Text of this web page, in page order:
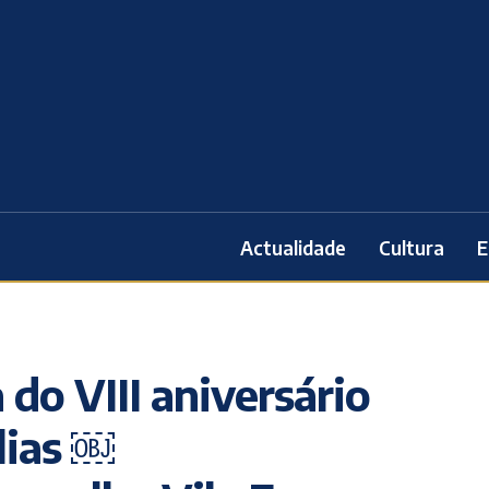
Actualidade Cultura
do VIII aniversário
￼